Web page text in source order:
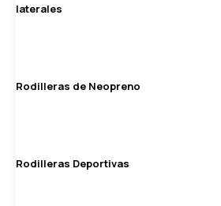
laterales
Rodilleras de Neopreno
Rodilleras Deportivas